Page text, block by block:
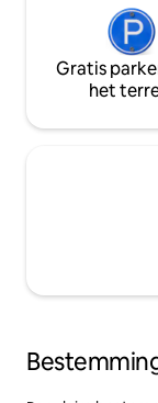
Gratis
het